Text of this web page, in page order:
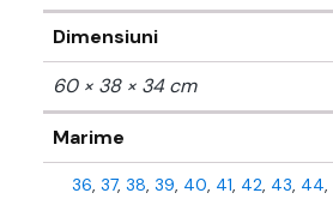
Dimensiuni
60 × 38 × 34 cm
Marime
36, 37, 38, 39, 40, 41, 42, 43, 44,